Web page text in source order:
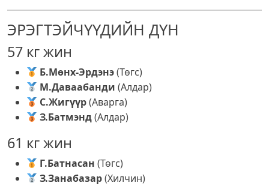
ЭРЭГТЭЙЧҮҮДИЙН ДҮН
57 кг жин
Б.Мөнх-Эрдэнэ(Төгс)
М.Даваабанди (Алдар)
С.Жигүүр(Аварга)
З.Батмэнд(Алдар)
61 кг жин
Г.Батнасан (Төгс)
З.Занабазар(Хилчин)